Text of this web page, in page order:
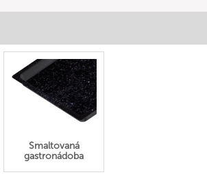
Smaltovaná
gastronádoba